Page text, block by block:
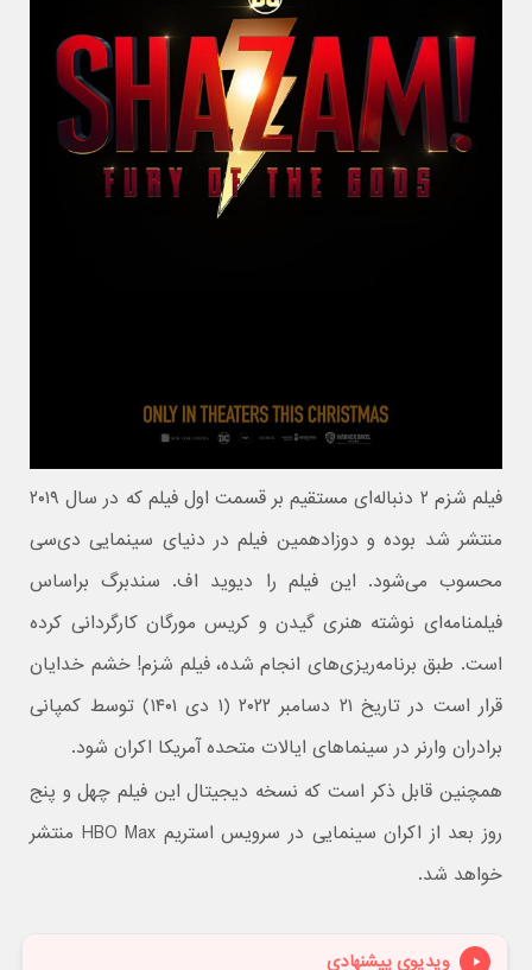
فیلم شزم ۲ دنباله‌ای مستقیم بر قسمت اول فیلم که در سال ۲۰۱۹
منتشر شد بوده و دوزادهمین فیلم در دنیای سینمایی دی‌سی
محسوب می‌شود. این فیلم را دیوید اف. سندبرگ براساس
فیلمنامه‌ای نوشته هنری گیدن و کریس مورگان کارگردانی کرده
است. طبق برنامه‌ریزی‌های انجام شده، فیلم شزم! خشم خدایان
قرار است در تاریخ ۲۱ دسامبر ۲۰۲۲ (۱ دی ۱۴۰۱) توسط کمپانی
برادران وارنر در سینماهای ایالات متحده آمریکا اکران شود.
همچنین قابل ذکر است که نسخه دیجیتال این فیلم چهل و پنج
روز بعد از اکران سینمایی در سرویس استریم HBO Max منتشر
خواهد شد.
ویدیوی پیشنهادی